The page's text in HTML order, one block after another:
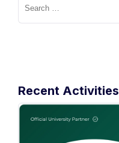
for:
Recent Activities